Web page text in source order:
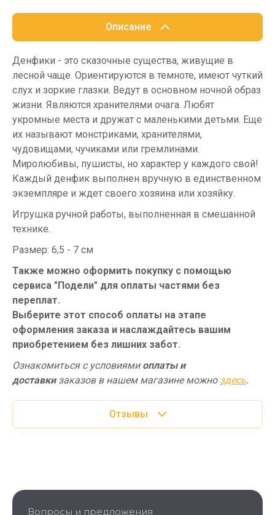
Описание
Денфики - это сказочные существа, живущие в
лесной чаще. Ориентируются в темноте, имеют чуткий
слух и зоркие глазки. Ведут в основном ночной образ
жизни. Являются хранителями очага. Любят
укромные места и дружат с маленькими детьми. Еще
их называют монстриками, хранителями,
чудовищами, чучиками или гремлинами.
Миролюбивы, пушисты, но характер у каждого свой!
Каждый денфик выполнен вручную в единственном
экземпляре и ждет своего хозяина или хозяйку.
Игрушка ручной работы, выполненная в смешанной
технике.
Размер: 6,5 - 7 см
Также можно оформить покупку с помощью
сервиса "Подели" для оплаты частями без
переплат.
Выберите этот способ оплаты на этапе
оформления заказа и наслаждайтесь вашим
приобретением без лишних забот.
Ознакомиться с условиями оплаты и
доставкизаказов в нашем магазине можно здесь.
Отзывы
Вопросы и предложения